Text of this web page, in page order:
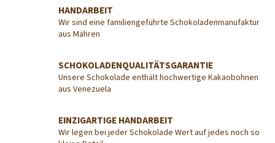
HANDARBEIT
Wir sind eine familiengeführte Schokoladenmanufaktur
aus Mähren
SCHOKOLADENQUALITÄTSGARANTIE
Unsere Schokolade enthält hochwertige Kakaobohnen
aus Venezuela
EINZIGARTIGE HANDARBEIT
Wir legen bei jeder Schokolade Wert auf jedes noch so